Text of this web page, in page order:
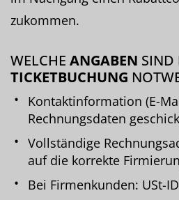
zukommen.
WELCHE ANGABEN SIND
TICKETBUCHUNG
Kontaktinformation (E-
Rechnungsdaten
Vollständige
auf die korrekte
Bei Firmenkunden: USt-